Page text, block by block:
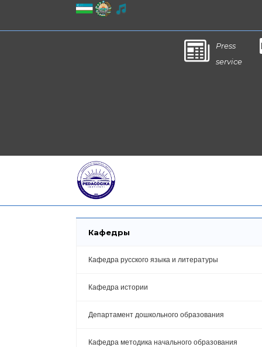
Press
service
Кафедры
Кафедра русского языка и литературы
Кафедра истории
Департамент дошкольного образования
Кафедра методика начального образования